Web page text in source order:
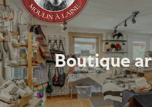
Boutique